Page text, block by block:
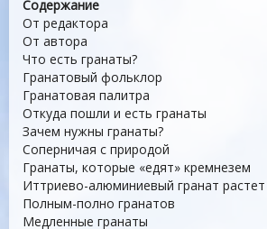
Содержание
От редактора
От автора
Что есть гранаты?
Гранатовый фольклор
Гранатовая палитра
Откуда пошли и есть гранаты
Зачем нужны гранаты?
Соперничая с природой
Гранаты, которые «едят» кремнезем
Иттриево-алюминиевый гранат растет
Полным-полно гранатов
Медленные гранаты